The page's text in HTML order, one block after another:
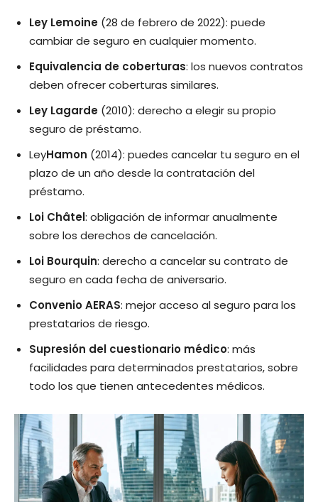
Ley Lemoine (28 de febrero de 2022): puede
cambiar de seguro en cualquier momento.
Equivalencia de coberturas: los nuevos contratos
deben ofrecer coberturas similares.
Ley Lagarde (2010): derecho a elegir su propio
seguro de préstamo.
LeyHamon (2014): puedes cancelar tu seguro en el
plazo de un año desde la contratación del
préstamo.
Loi Châtel: obligación de informar anualmente
sobre los derechos de cancelación.
Loi Bourquin: derecho a cancelar su contrato de
seguro en cada fecha de aniversario.
Convenio AERAS: mejor acceso al seguro para los
prestatarios de riesgo.
Supresión del cuestionario médico: más
facilidades para determinados prestatarios, sobre
todo los que tienen antecedentes médicos.